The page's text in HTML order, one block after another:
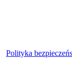
Polityka